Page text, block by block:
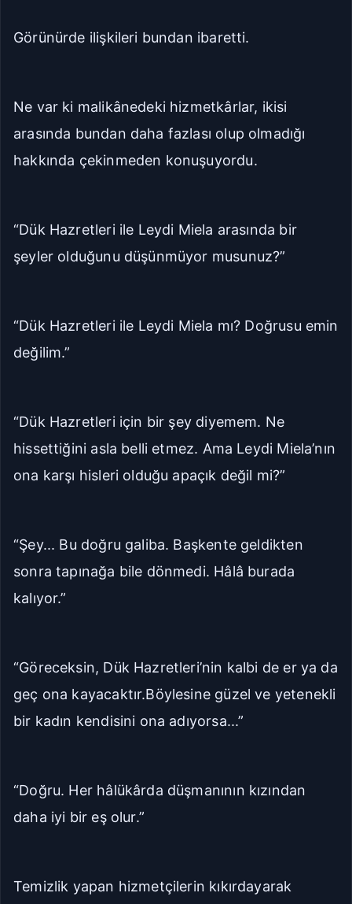
Görünürde ilişkileri bundan ibaretti.
Ne var ki malikânedeki hizmetkârlar, ikisi
arasında bundan daha fazlası olup olmadığı
hakkında çekinmeden konuşuyordu.
“Dük Hazretleri ile Leydi Miela arasında bir
şeyler olduğunu düşünmüyor musunuz?”
“Dük Hazretleri ile Leydi Miela mı? Doğrusu emin
değilim.”
“Dük Hazretleri için bir şey diyemem. Ne
hissettiğini asla belli etmez. Ama Leydi Miela’nın
ona karşı hisleri olduğu apaçık değil mi?”
“Şey... Bu doğru galiba. Başkente geldikten
sonra tapınağa bile dönmedi. Hâlâ burada
kalıyor.”
“Göreceksin, Dük Hazretleri’nin kalbi de er ya da
geç ona kayacaktır.Böylesine güzel ve yetenekli
bir kadın kendisini ona adıyorsa...”
“Doğru. Her hâlükârda düşmanının kızından
daha iyi bir eş olur.”
Temizlik yapan hizmetçilerin kıkırdayarak